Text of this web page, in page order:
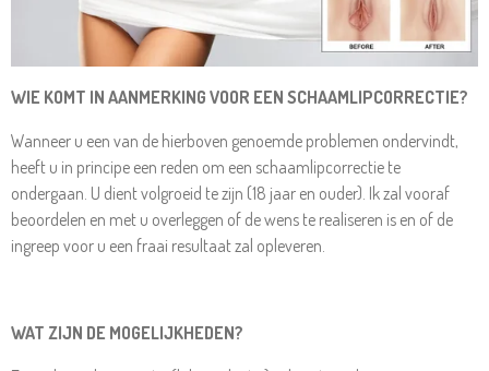
WIE KOMT IN AANMERKING VOOR EEN SCHAAMLIPCORRECTIE?
Wanneer u een van de hierboven genoemde problemen ondervindt,
heeft u in principe een reden om een schaamlipcorrectie te
ondergaan. U dient volgroeid te zijn (18 jaar en ouder). Ik zal vooraf
beoordelen en met u overleggen of de wens te realiseren is en of de
ingreep voor u een fraai resultaat zal opleveren.
WAT ZIJN DE MOGELIJKHEDEN?